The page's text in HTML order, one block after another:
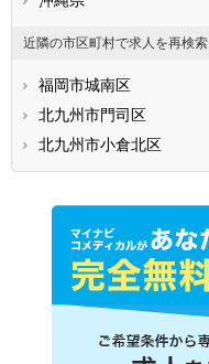
近隣の市区町村で求人を再検索
福岡市城南区
北九州市門司区
北九州市小倉北区